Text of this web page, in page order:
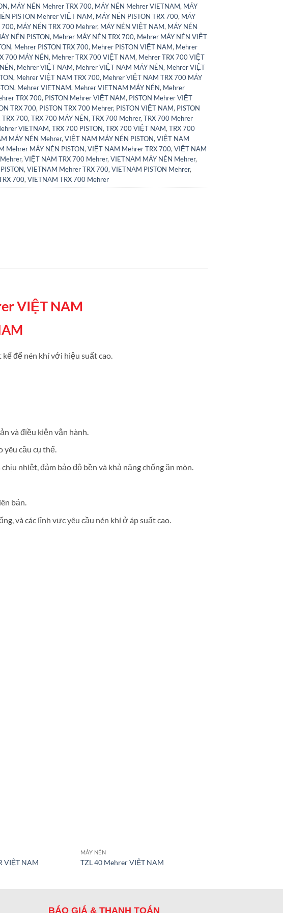
, MÁY NÉN Mehrer TRX 700, MÁY NÉN Mehrer VIETNAM, MÁY
PISTON Mehrer VIỆT NAM, MÁY NÉN PISTON TRX 700, MÁY
700, MÁY NÉN TRX 700 Mehrer, MÁY NÉN VIỆT NAM, MÁY NÉN
NÉN PISTON, Mehrer MÁY NÉN TRX 700, Mehrer MÁY NÉN VIỆT
, Mehrer PISTON TRX 700, Mehrer PISTON VIỆT NAM, Mehrer
700 MÁY NÉN, Mehrer TRX 700 VIỆT NAM, Mehrer TRX 700 VIỆT
, Mehrer VIỆT NAM, Mehrer VIỆT NAM MÁY NÉN, Mehrer VIỆT
, Mehrer VIỆT NAM TRX 700, Mehrer VIỆT NAM TRX 700 MÁY
, Mehrer VIETNAM, Mehrer VIETNAM MÁY NÉN, Mehrer
TRX 700, PISTON Mehrer VIỆT NAM, PISTON Mehrer VIỆT
TRX 700, PISTON TRX 700 Mehrer, PISTON VIỆT NAM, PISTON
TRX 700, TRX 700 MÁY NÉN, TRX 700 Mehrer, TRX 700 Mehrer
VIETNAM, TRX 700 PISTON, TRX 700 VIỆT NAM, TRX 700
MÁY NÉN Mehrer, VIỆT NAM MÁY NÉN PISTON, VIỆT NAM
Mehrer MÁY NÉN PISTON, VIỆT NAM Mehrer TRX 700, VIỆT NAM
, VIỆT NAM TRX 700 Mehrer, VIETNAM MÁY NÉN Mehrer,
, VIETNAM Mehrer TRX 700, VIETNAM PISTON Mehrer,
700, VIETNAM TRX 700 Mehrer
VIỆT NAM
để nén khí với hiệu suất cao.
và điều kiện vận hành.
yêu cầu cụ thể.
nhiệt, đảm bảo độ bền và khả năng chống ăn mòn.
bản.
và các lĩnh vực yêu cầu nén khí ở áp suất cao.
VIỆT NAM
MÁY NÉN
TZL 40 Mehrer VIỆT NAM
BÁO GIÁ & THANH TOÁN